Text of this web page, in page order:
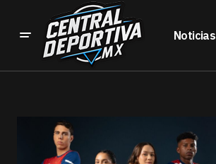
Noticias